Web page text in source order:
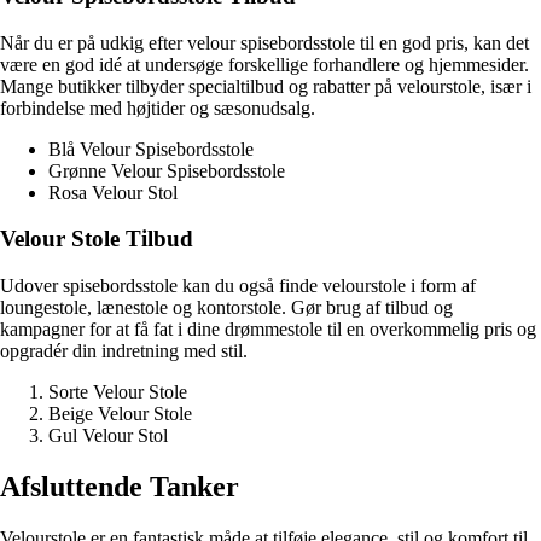
Når du er på udkig efter velour spisebordsstole til en god pris, kan det
være en god idé at undersøge forskellige forhandlere og hjemmesider.
Mange butikker tilbyder specialtilbud og rabatter på velourstole, især i
forbindelse med højtider og sæsonudsalg.
Blå Velour Spisebordsstole
Grønne Velour Spisebordsstole
Rosa Velour Stol
Velour Stole Tilbud
Udover spisebordsstole kan du også finde velourstole i form af
loungestole, lænestole og kontorstole. Gør brug af tilbud og
kampagner for at få fat i dine drømmestole til en overkommelig pris og
opgradér din indretning med stil.
Sorte Velour Stole
Beige Velour Stole
Gul Velour Stol
Afsluttende Tanker